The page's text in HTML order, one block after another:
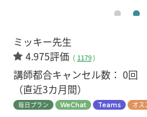
ミッキー先生
4.975評価 ( 1179)
講師都合キャンセル数：0回
（直近3カ月間）
毎日プラン WeChat Teams オス